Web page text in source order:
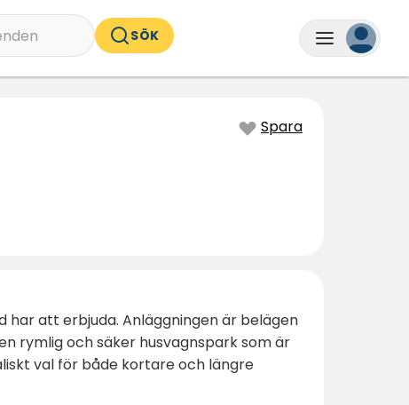
SÖK
Spara
har att erbjuda. Anläggningen är belägen
rymlig och säker husvagnspark som är
val för både kortare och längre